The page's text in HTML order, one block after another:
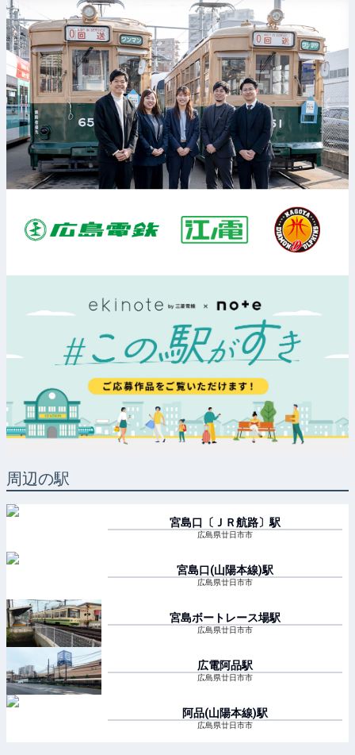
周辺の駅
宮島口〔ＪＲ航路〕 駅
広島県廿日市市
宮島口(山陽本線)駅
広島県廿日市市
宮島ボートレース場駅
広島県廿日市市
広電阿品駅
広島県廿日市市
阿品(山陽本線)駅
広島県廿日市市